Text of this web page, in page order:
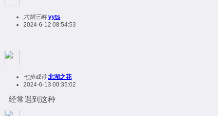
六韬三略 yyts
2024-6-12 08:54:53
七步成诗 北湖之花
2024-6-13 00:35:02
经常遇到这种